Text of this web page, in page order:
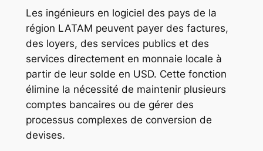
Les ingénieurs en logiciel des pays de la
région LATAM peuvent payer des factures,
des loyers, des services publics et des
services directement en monnaie locale à
partir de leur solde en USD. Cette fonction
élimine la nécessité de maintenir plusieurs
comptes bancaires ou de gérer des
processus complexes de conversion de
devises.